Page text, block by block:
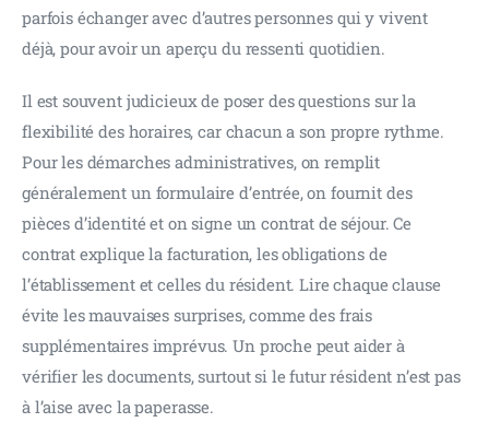
parfois échanger avec d’autres personnes qui y vivent
déjà, pour avoir un aperçu du ressenti quotidien.
Il est souvent judicieux de poser des questions sur la
flexibilité des horaires, car chacun a son propre rythme.
Pour les démarches administratives, on remplit
généralement un formulaire d’entrée, on fournit des
pièces d’identité et on signe un contrat de séjour. Ce
contrat explique la facturation, les obligations de
l’établissement et celles du résident. Lire chaque clause
évite les mauvaises surprises, comme des frais
supplémentaires imprévus. Un proche peut aider à
vérifier les documents, surtout si le futur résident n’est pas
à l’aise avec la paperasse.